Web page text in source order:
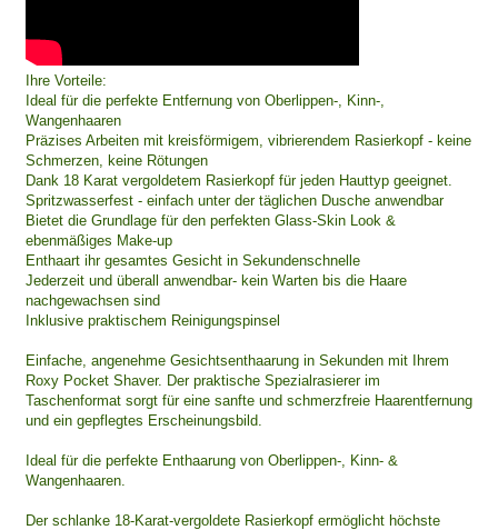
Ihre Vorteile:
Ideal für die perfekte Entfernung von Oberlippen-, Kinn-,
Wangenhaaren
Präzises Arbeiten mit kreisförmigem, vibrierendem Rasierkopf - keine
Schmerzen, keine Rötungen
Dank 18 Karat vergoldetem Rasierkopf für jeden Hauttyp geeignet.
Spritzwasserfest - einfach unter der täglichen Dusche anwendbar
Bietet die Grundlage für den perfekten Glass-Skin Look &
ebenmäßiges Make-up
Enthaart ihr gesamtes Gesicht in Sekundenschnelle
Jederzeit und überall anwendbar- kein Warten bis die Haare
nachgewachsen sind
Inklusive praktischem Reinigungspinsel
Einfache, angenehme Gesichtsenthaarung in Sekunden mit Ihrem
Roxy Pocket Shaver. Der praktische Spezialrasierer im
Taschenformat sorgt für eine sanfte und schmerzfreie Haarentfernung
und ein gepflegtes Erscheinungsbild.
Ideal für die perfekte Enthaarung von Oberlippen-, Kinn- &
Wangenhaaren.
Der schlanke 18-Karat-vergoldete Rasierkopf ermöglicht höchste